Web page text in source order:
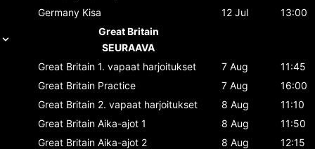
Germany Kisa 12 Jul
13:00
Great Britain
SEURAAVA
Great Britain 1. vapaat harjoitukset 7 Aug
11:45
Great Britain Practice 7 Aug
16:00
Great Britain 2. vapaat harjoitukset 8 Aug
11:10
Great Britain Aika-ajot 1 8 Aug
11:50
Great Britain Aika-ajot 2 8 Aug
12:15